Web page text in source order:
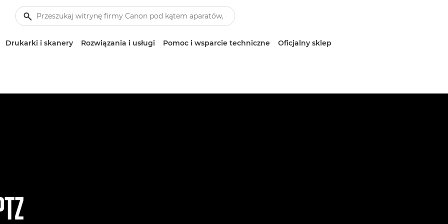
Drukarki i skanery Rozwiązania i usługi Pomoc i wsparcie techniczne Oficjalny sklep